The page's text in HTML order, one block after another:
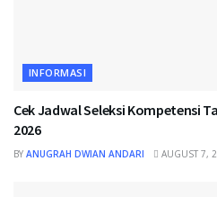
INFORMASI
Cek Jadwal Seleksi Kompetensi
2026
BY ANUGRAH DWIAN ANDARI AUGUST 7,